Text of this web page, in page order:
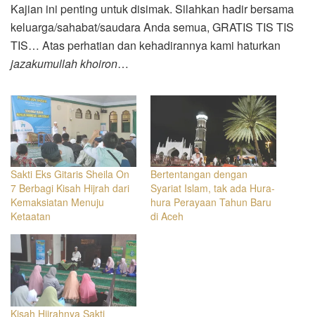
Kajian ini penting untuk disimak. Silahkan hadir bersama
keluarga/sahabat/saudara Anda semua, GRATIS TIS TIS
TIS… Atas perhatian dan kehadirannya kami haturkan
jazakumullah khoiron…
Sakti Eks Gitaris Sheila On
7 Berbagi Kisah Hijrah dari
Kemaksiatan Menuju
Ketaatan
Bertentangan dengan
Syariat Islam, tak ada Hura-
hura Perayaan Tahun Baru
di Aceh
Kisah Hijrahnya Sakti